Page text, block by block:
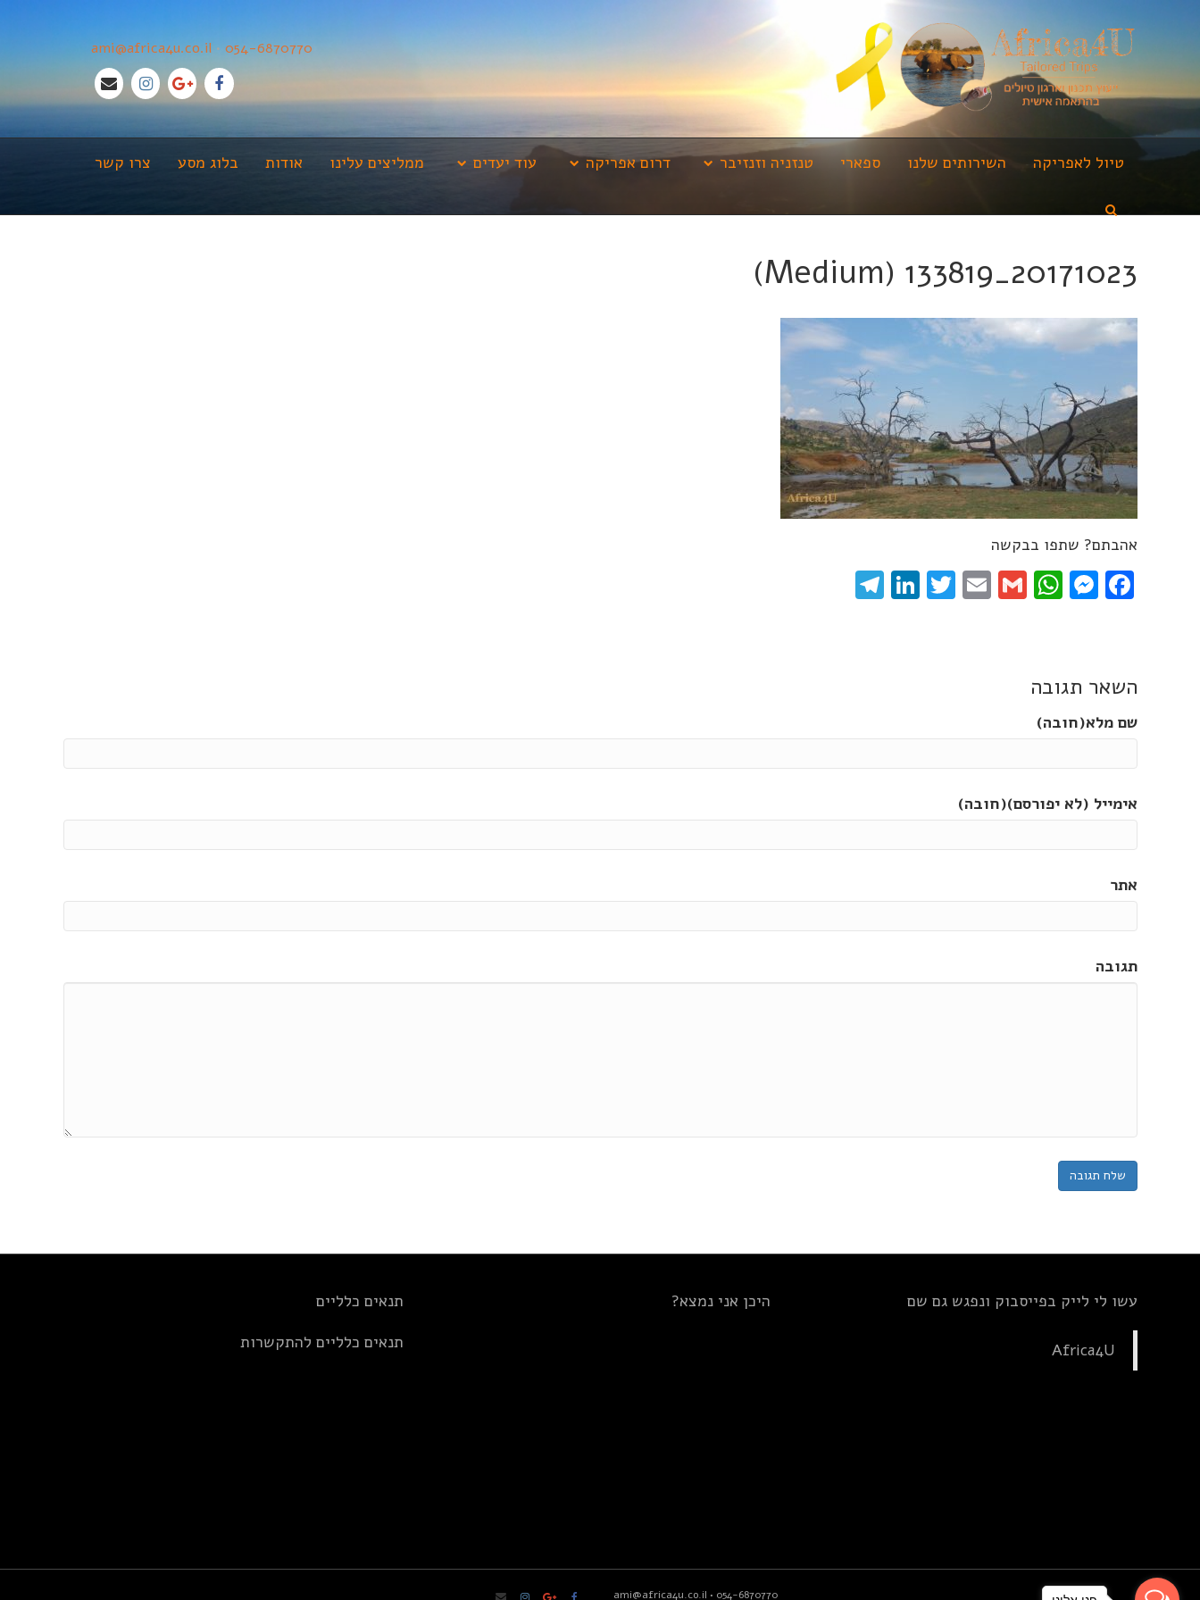
054-6870770
•
ami@africa4u.co.il
טיול לאפריקה השירותים שלנו ספארי טנזניה וזנזיבר דרום אפריקה עוד יעדים ממליצים עלינו אודות בלוג מסע צרו קשר
20171023_133819 (Medium)
אהבתם? שתפו בבקשה
Facebook
Messenger
WhatsApp
Gmail
Email
Twitter
LinkedIn
השאר תגובה
שם מלא(חובה)
אימייל (לא יפורסם)(חובה)
אתר
תגובה
עשו לי לייק בפייסבוק ונפגש גם שם
Africa4U
היכן אני נמצא?
תנאים כלליים
תנאים כלליים להתקשרות
054-6870770
•
ami@africa4u.co.il